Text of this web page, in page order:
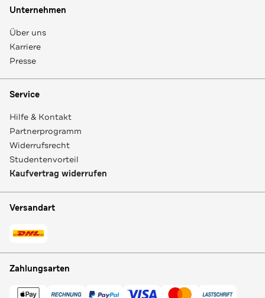
Unternehmen
Über uns
Karriere
Presse
Service
Hilfe & Kontakt
Partnerprogramm
Widerrufsrecht
Studentenvorteil
Kaufvertrag widerrufen
Versandart
Zahlungsarten